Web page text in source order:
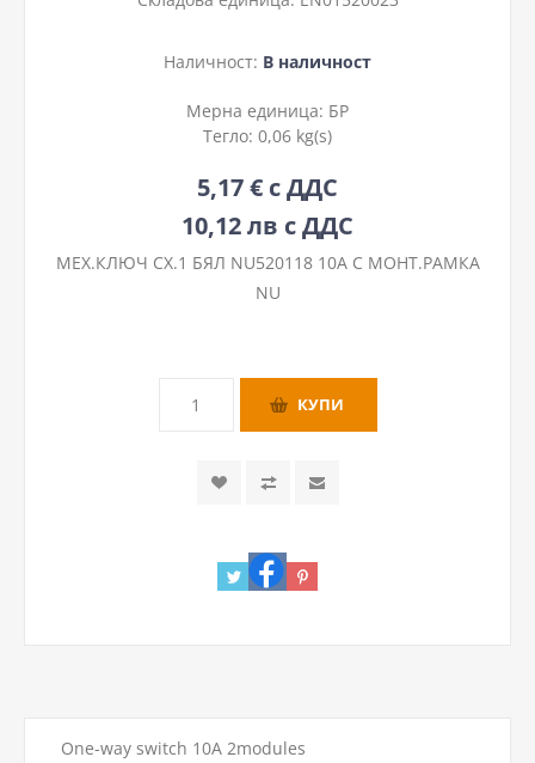
Наличност: В наличност
Мерна единица: БР
Тегло: 0,06 kg(s)
5,17 € с ДДС
10,12 лв с ДДС
МЕХ.КЛЮЧ СХ.1 БЯЛ NU520118 10A С МОНТ.РАМКА
NU
One-way switch 10A 2modules